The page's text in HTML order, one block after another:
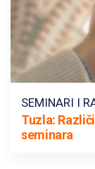
SEMINARI I
Tuzla:
seminara